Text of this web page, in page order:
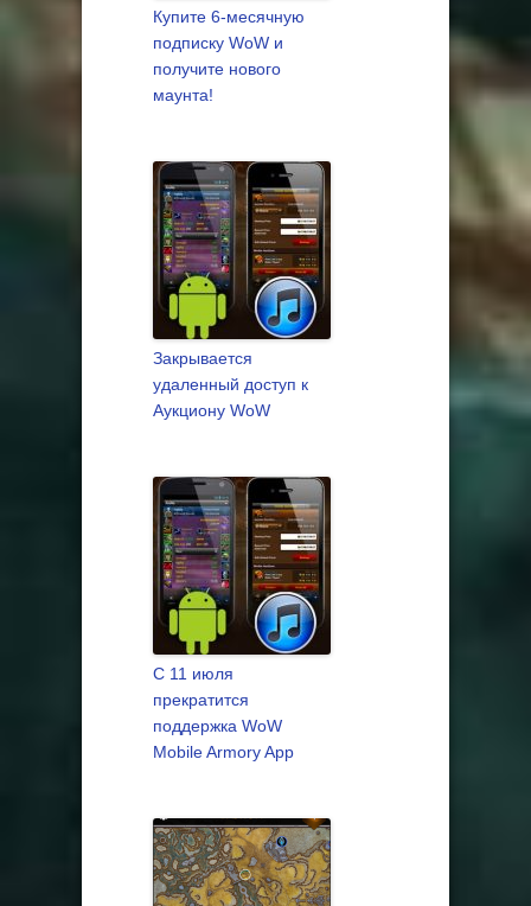
Купите 6-месячную
подписку WoW и
получите нового
маунта!
Закрывается
удаленный доступ к
Аукциону WoW
C 11 июля
прекратится
поддержка WoW
Mobile Armory App